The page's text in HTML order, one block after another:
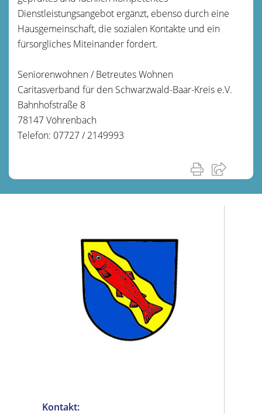
Dienstleistungsangebot ergänzt, ebenso durch eine
Hausgemeinschaft, die sozialen Kontakte und ein
fürsorgliches Miteinander fördert.
Seniorenwohnen / Betreutes Wohnen
Caritasverband für den Schwarzwald-Baar-Kreis e.V.
Bahnhofstraße 8
78147 Vöhrenbach
Telefon: 07727 / 2149993
Kontakt: